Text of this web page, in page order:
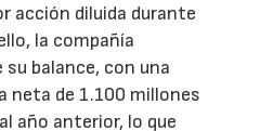
acción diluida durante
la compañía
balance, con una
neta de 1.100 millones
año anterior, lo que